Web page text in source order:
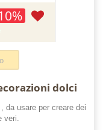
dolci
da usare per creare dei
veri.